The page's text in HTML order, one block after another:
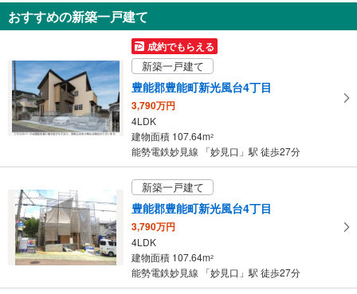
知
を
け
取
る
・
条
イ
ペ
ー
ジ
に
保
おすすめの新築一戸建て
成約でもらえる
新築一戸建て
豊能郡豊能町新光風台4丁目
3,790万円
4LDK
建物面積 107.64m2
能勢電鉄妙見線 「妙見口」駅 徒歩27分
新築一戸建て
豊能郡豊能町新光風台4丁目
3,790万円
4LDK
建物面積 107.64m2
能勢電鉄妙見線 「妙見口」駅 徒歩27分